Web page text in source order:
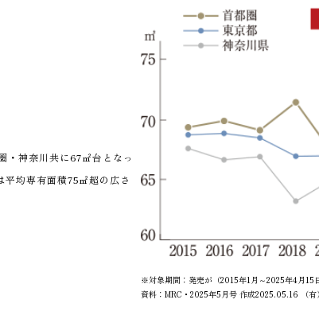
※対象期間：発売が（2015年1月～2025年4月15
資料：MRC・2025年5月号 作成2025.05.16 （
・神奈川共に67㎡台となっ
均専有面積75㎡超の広さ